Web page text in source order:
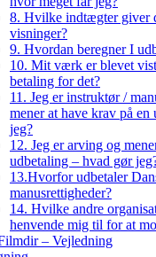
8. Hvilke indtægter giver
visninger?
9. Hvordan beregner I
10. Mit værk er blevet
betaling for det?
11. Jeg er instruktør /
mener at have krav på
jeg?
12. Jeg er arving og
udbetaling – hvad gør
13.Hvorfor udbetaler
manusrettigheder?
14. Hvilke andre
henvende mig til for at
– Vejledning